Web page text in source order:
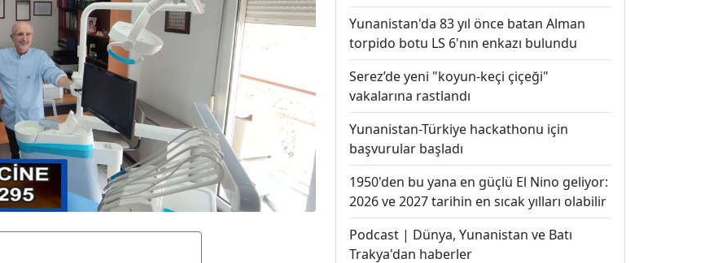
Yunanistan'da 83 yıl önce batan Alman
torpido botu LS 6'nın enkazı bulundu
Serez’de yeni "koyun-keçi çiçeği"
vakalarına rastlandı
Yunanistan-Türkiye hackathonu için
başvurular başladı
1950'den bu yana en güçlü El Nino geliyor:
2026 ve 2027 tarihin en sıcak yılları olabilir
Podcast | Dünya, Yunanistan ve Batı
Trakya'dan haberler